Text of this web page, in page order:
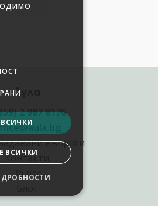
Аула
2 987 8176
въпроси
Контакти
За нас
ВСИЧКИ